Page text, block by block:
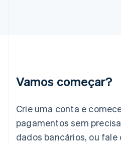
Vamos começar?
Crie uma conta e
pagamentos sem
dados bancários, ou
Irlanda
Itália
English
Japão
日本語English